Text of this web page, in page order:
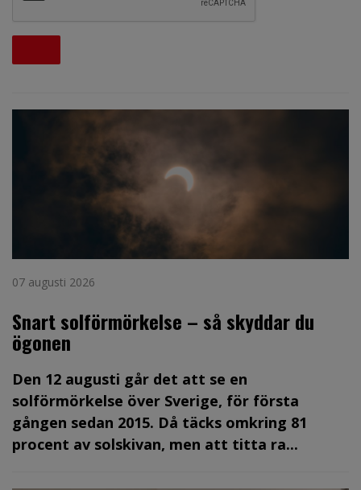
07 augusti 2026
Snart solförmörkelse – så skyddar du
ögonen
Den 12 augusti går det att se en
solförmörkelse över Sverige, för första
gången sedan 2015. Då täcks omkring 81
procent av solskivan, men att titta ra...